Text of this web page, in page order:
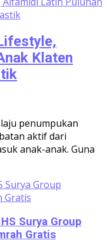
Klaten
penumpukan
aktif dari
anak-anak. Guna
Surya Group
Gratis